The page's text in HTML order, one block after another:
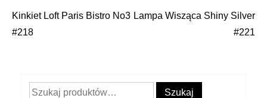
Nawigacja
Kinkiet Loft Paris Bistro No3
#218
Lampa Wisząca Shiny Silver
#221
Szukaj: Szukaj